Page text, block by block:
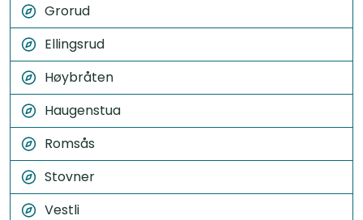
Grorud
Ellingsrud
Høybråten
Haugenstua
Romsås
Stovner
Vestli